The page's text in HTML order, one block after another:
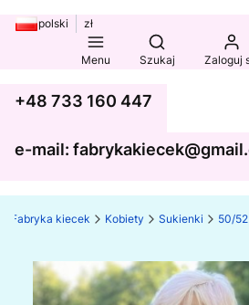
polski zł
Menu
Otwórz
Szukaj Zaloguj
+48 733 160 447
e-mail:
Fabryka kiecek Kobiety Sukienki 50/